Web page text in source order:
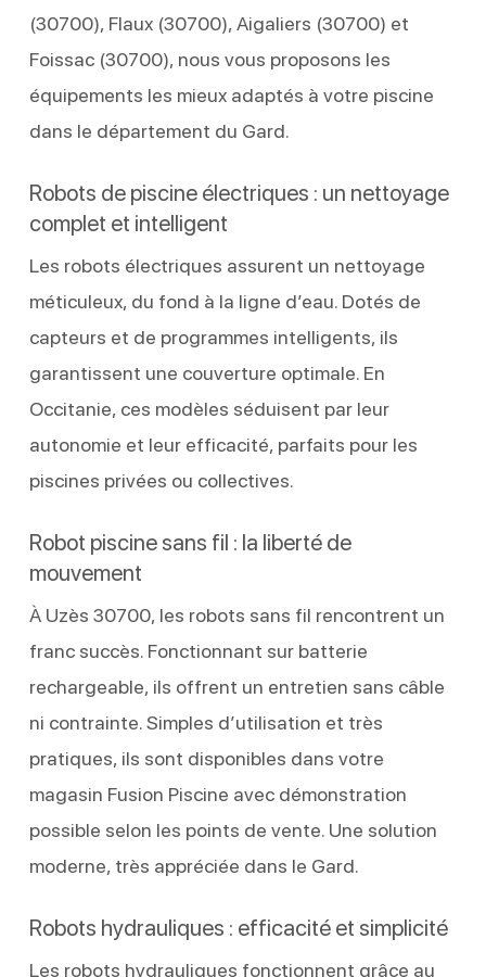
(30700), Flaux (30700), Aigaliers (30700) et
Foissac (30700), nous vous proposons les
équipements les mieux adaptés à votre piscine
dans le département du Gard.
Robots de piscine électriques : un nettoyage
complet et intelligent
Les robots électriques assurent un nettoyage
méticuleux, du fond à la ligne d’eau. Dotés de
capteurs et de programmes intelligents, ils
garantissent une couverture optimale. En
Occitanie, ces modèles séduisent par leur
autonomie et leur efficacité, parfaits pour les
piscines privées ou collectives.
Robot piscine sans fil : la liberté de
mouvement
À Uzès 30700, les robots sans fil rencontrent un
franc succès. Fonctionnant sur batterie
rechargeable, ils offrent un entretien sans câble
ni contrainte. Simples d’utilisation et très
pratiques, ils sont disponibles dans votre
magasin Fusion Piscine avec démonstration
possible selon les points de vente. Une solution
moderne, très appréciée dans le Gard.
Robots hydrauliques : efficacité et simplicité
Les robots hydrauliques fonctionnent grâce au